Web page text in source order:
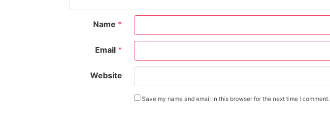
Name *
Email *
Website
Save my name and email in this browser for the next time I comment.